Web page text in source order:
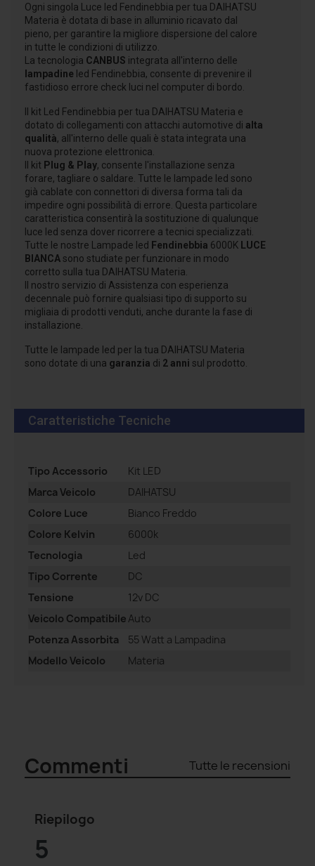
Ogni singola Luce led Fendinebbia per tua DAIHATSU
Materia è dotata di base in alluminio ricavato dal
pieno, per garantire la migliore dispersione del calore
in tutte le condizioni di utilizzo.
La tecnologia CANBUS integrata all'interno delle
lampadine led Fendinebbia, consente di prevenire il
fastidioso errore check luci nel computer di bordo.
Il kit Led Fendinebbia per tua DAIHATSU Materia e
dotato di collegamenti con attacchi automotive di alta
qualità, all'interno delle quali è stata integrata una
nuova protezione elettronica.
Il kit Plug & Play, consente l'installazione senza
forare, tagliare o saldare. Tutte le lampade led sono
già cablate con connettori di diversa forma tali da
impedire ogni possibilità di errore. Questa particolare
caratteristica consentirà la sostituzione di qualunque
luce led senza dover ricorrere a tecnici specializzati.
Tutte le nostre Lampade led Fendinebbia 6000K LUCE
BIANCA sono studiate per funzionare in modo
corretto sulla tua DAIHATSU Materia.
Il nostro servizio di Assistenza con esperienza
decennale può fornire qualsiasi tipo di supporto su
migliaia di prodotti venduti, anche durante la fase di
installazione.
Tutte le lampade led per la tua DAIHATSU Materia
sono dotate di una garanzia di 2 anni sul prodotto.
Caratteristiche Tecniche
Tipo Accessorio
Kit LED
Marca Veicolo
DAIHATSU
Colore Luce
Bianco Freddo
Colore Kelvin
6000k
Tecnologia
Led
Tipo Corrente
DC
Tensione
12v DC
Veicolo Compatibile Auto
Potenza Assorbita
55 Watt a Lampadina
Modello Veicolo
Materia
Commenti Tutte le recensioni
Riepilogo
5